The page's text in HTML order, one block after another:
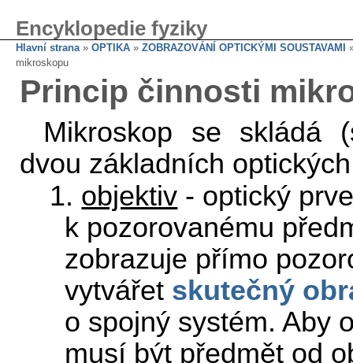
Encyklopedie fyziky
Hlavní strana» OPTIKA » ZOBRAZOVÁNÍ OPTICKÝMI SOUSTAVAMI
mikroskopu
Princip činnosti
Mikroskop se skládá
dvou základních
1. objektiv - optický
k pozorovanému
zobrazuje přímo
vytvářet skutečný
o spojný systém. Aby
musí být předmět od